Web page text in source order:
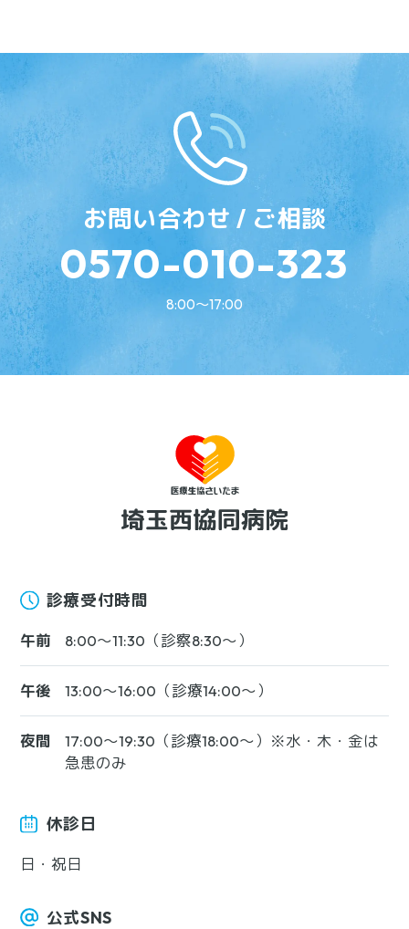
お問い合わせ / ご相談
0570-010-323
8:00〜17:00
診療受付時間
午前 8:00〜11:30（診察8:30〜）
午後 13:00〜16:00（診療14:00〜）
夜間
17:00〜19:30（診療18:00〜）※水・木・金は
急患のみ
休診日
日・祝日
公式SNS